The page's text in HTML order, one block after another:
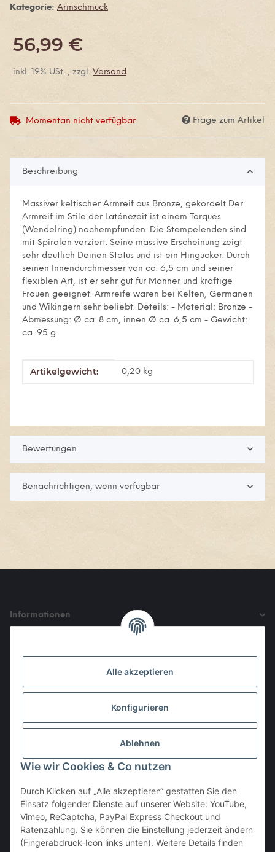
Kategorie: Armschmuck
56,99 €
inkl. 19% USt. , zzgl. Versand
Momentan nicht verfügbar Frage zum Artikel
Beschreibung
Massiver keltischer Armreif aus Bronze, gekordelt Der
Armreif im Stile der Laténezeit ist einem Torques
(Wendelring) nachempfunden. Die Stempelenden sind
mit Spiralen verziert. Seine massive Erscheinung zeigt
sehr deutlich Deinen Status und ist ein Hingucker. Durch
seinen Innendurchmesser von ca. 6,5 cm und seiner
flexiblen Art, ist er sehr gut für Männer und kräftige
Frauen geeignet. Armreife waren bei Kelten, Germanen
und Wikingern sehr beliebt. Deteils: - Material: Bronze -
Abmessung: Ø ca. 8 cm, innen Ø ca. 6,5 cm - Gewicht:
ca. 95 g
Produkteigenschaft
Wert
Artikelgewicht: 0,20 kg
Bewertungen
Benachrichtigen, wenn verfügbar
Informationen
Vertrag widerrufen
Alle akzeptieren
Konfigurieren
Ablehnen
Wie wir Cookies & Co nutzen
Durch Klicken auf „Alle akzeptieren“ gestatten Sie den
Einsatz folgender Dienste auf unserer Website: YouTube,
Vimeo, ReCaptcha, PayPal Express Checkout und
Ratenzahlung. Sie können die Einstellung jederzeit ändern
(Fingerabdruck-Icon links unten). Weitere Details finden